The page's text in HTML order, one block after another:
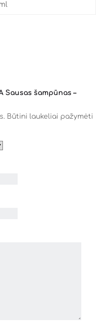
Sausas šampūnas –
Būtini laukeliai pažymėti